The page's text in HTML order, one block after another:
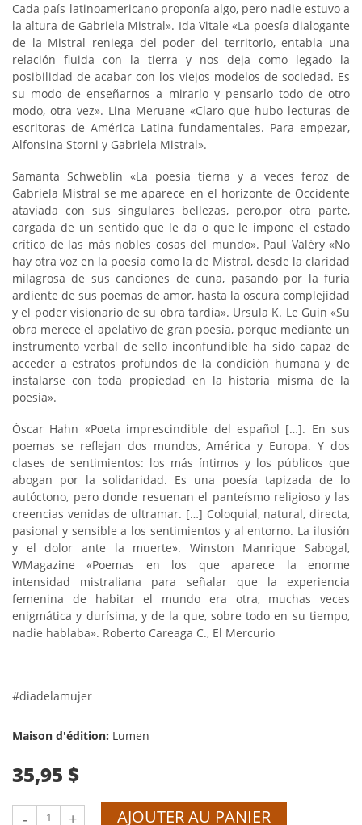
Cada país latinoamericano proponía algo, pero nadie estuvo a
la altura de Gabriela Mistral». Ida Vitale «La poesía dialogante
de la Mistral reniega del poder del territorio, entabla una
relación fluida con la tierra y nos deja como legado la
posibilidad de acabar con los viejos modelos de sociedad. Es
su modo de enseñarnos a mirarlo y pensarlo todo de otro
modo, otra vez». Lina Meruane «Claro que hubo lecturas de
escritoras de América Latina fundamentales. Para empezar,
Alfonsina Storni y Gabriela Mistral».
Samanta Schweblin «La poesía tierna y a veces feroz de
Gabriela Mistral se me aparece en el horizonte de Occidente
ataviada con sus singulares bellezas, pero,por otra parte,
cargada de un sentido que le da o que le impone el estado
crítico de las más nobles cosas del mundo». Paul Valéry «No
hay otra voz en la poesía como la de Mistral, desde la claridad
milagrosa de sus canciones de cuna, pasando por la furia
ardiente de sus poemas de amor, hasta la oscura complejidad
y el poder visionario de su obra tardía». Ursula K. Le Guin «Su
obra merece el apelativo de gran poesía, porque mediante un
instrumento verbal de sello inconfundible ha sido capaz de
acceder a estratos profundos de la condición humana y de
instalarse con toda propiedad en la historia misma de la
poesía».
Óscar Hahn «Poeta imprescindible del español […]. En sus
poemas se reflejan dos mundos, América y Europa. Y dos
clases de sentimientos: los más íntimos y los públicos que
abogan por la solidaridad. Es una poesía tapizada de lo
autóctono, pero donde resuenan el panteísmo religioso y las
creencias venidas de ultramar. […] Coloquial, natural, directa,
pasional y sensible a los sentimientos y al entorno. La ilusión
y el dolor ante la muerte». Winston Manrique Sabogal,
WMagazine «Poemas en los que aparece la enorme
intensidad mistraliana para señalar que la experiencia
femenina de habitar el mundo era otra, muchas veces
enigmática y durísima, y de la que, sobre todo en su tiempo,
nadie hablaba». Roberto Careaga C., El Mercurio
#diadelamujer
Maison d'édition: Lumen
35,95 $
- + AJOUTER AU PANIER